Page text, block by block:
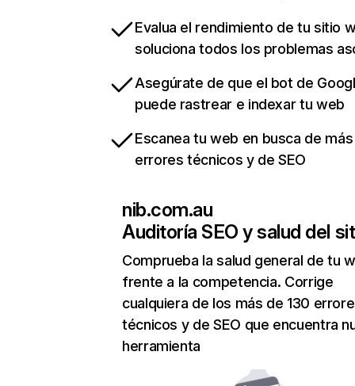
Evalua el rendimiento de tu sitio
soluciona todos los problemas
Asegúrate de que el bot de
puede rastrear e indexar tu web
Escanea tu web en busca de
errores técnicos y de SEO
nib.com.au
Auditoría SEO y salud del
Comprueba la salud general de tu
frente a la competencia. Corrige
cualquiera de los más de 130
técnicos y de SEO que encuentra
herramienta